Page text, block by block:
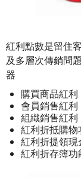
紅利點數是留住
及多層次傳銷問
器
購買商品紅利
會員銷售紅利
組織銷售紅利
紅利折抵購物
紅利折提領現
紅利折存簿功